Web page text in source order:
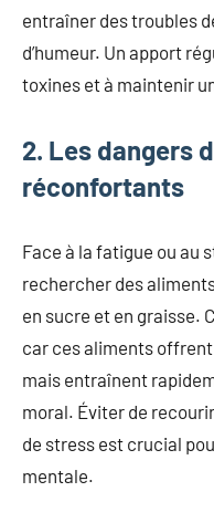
entraîner des troubles
d’humeur. Un apport
toxines et à maintenir
2. Les dangers
réconfortants
Face à la fatigue ou au
rechercher des
en sucre et en graisse.
car ces aliments
mais entraînent
moral. Éviter de
de stress est crucial
mentale.